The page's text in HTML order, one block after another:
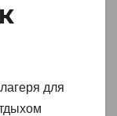
для